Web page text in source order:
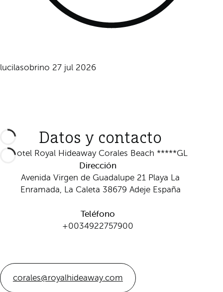
lucilasobrino 27 jul 2026
Datos y contacto
Hotel Royal Hideaway Corales Beach *****GL
Dirección
Avenida Virgen de Guadalupe 21 Playa La
Enramada, La Caleta 38679 Adeje España
Teléfono
+0034922757900
corales@royalhideaway.com